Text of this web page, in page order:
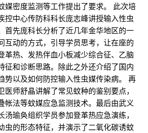
媒密度监测等工作提出了要求。 此次培
控中心传防科科长庞志峰讲授输入性虫
首先庞科长分析了近几年金华地区的一
互动的方式，引导学员思考，让在座的
革热、发热伴血小板减少综合征、乙脑
征和诊断思路。除此之外还介绍了国内
势以及如何防控输入性虫媒传染病。 再
医师舒晶讲解了常见蚊种的鉴别要点，
帐法等蚊媒应急监测技术。最后由武义
瑜奂组织学员参加登革热应急演练，
虫的形态特征，并演示了二氧化碳诱蚊